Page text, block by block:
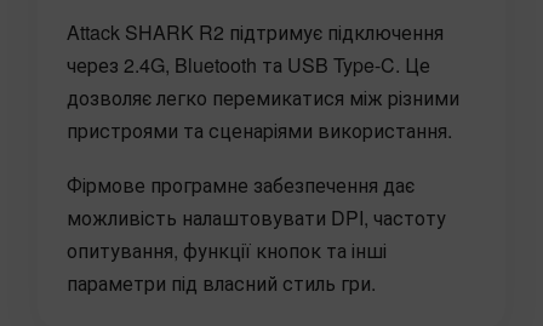
Attack SHARK R2 підтримує підключення
через 2.4G, Bluetooth та USB Type-C. Це
дозволяє легко перемикатися між різними
пристроями та сценаріями використання.
Фірмове програмне забезпечення дає
можливість налаштовувати DPI, частоту
опитування, функції кнопок та інші
параметри під власний стиль гри.